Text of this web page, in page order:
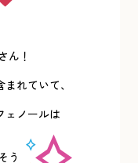
ん！
れていて、
ェノールは
う